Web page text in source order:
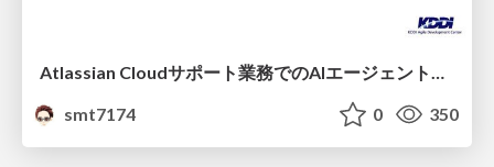
Atlassian Cloudサポート業務でのAIエージェント活用事例
smt7174
0 350